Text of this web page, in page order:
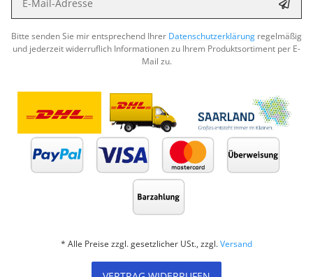
Bitte senden Sie mir entsprechend Ihrer Datenschutzerklärung regelmäßig
und jederzeit widerruflich Informationen zu Ihrem Produktsortiment per E-
Mail zu.
* Alle Preise zzgl. gesetzlicher USt., zzgl.Versand